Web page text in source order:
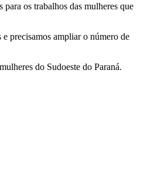
os trabalhos das mulheres que
precisamos ampliar o número de
do Sudoeste do Paraná.